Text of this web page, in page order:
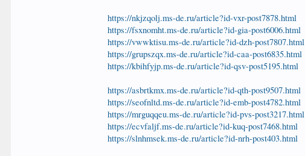
https://nkjzqolj.ms-de.ru/article?id-vxr-post7878.html
https://fsxnomht.ms-de.ru/article?id-gia-post6006.html
https://vwwktisu.ms-de.ru/article?id-dzh-post7807.html
https://grupszqx.ms-de.ru/article?id-caa-post6835.html
https://kbihfyjp.ms-de.ru/article?id-qsv-post5195.html
https://asbrtkmx.ms-de.ru/article?id-qth-post9507.html
https://seofnltd.ms-de.ru/article?id-emb-post4782.html
https://mrguqqeu.ms-de.ru/article?id-pvs-post3217.html
https://ecvfaljf.ms-de.ru/article?id-kuq-post7468.html
https://slnhmsek.ms-de.ru/article?id-nrh-post403.html